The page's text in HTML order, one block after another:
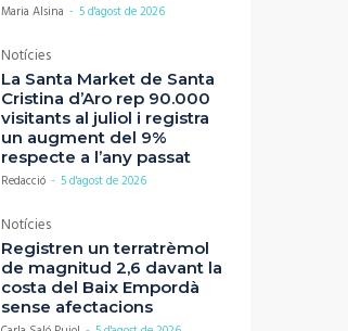
Maria Alsina - 5 d'agost de 2026
Notícies
La Santa Market de Santa
Cristina d’Aro rep 90.000
visitants al juliol i registra
un augment del 9%
respecte a l’any passat
Redacció - 5 d'agost de 2026
Notícies
Registren un terratrèmol
de magnitud 2,6 davant la
costa del Baix Empordà
sense afectacions